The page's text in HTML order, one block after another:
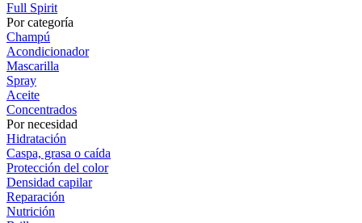
Full Spirit
Por categoría
Champú
Acondicionador
Mascarilla
Spray
Aceite
Concentrados
Por necesidad
Hidratación
Caspa, grasa o caída
Protección del color
Densidad capilar
Reparación
Nutrición